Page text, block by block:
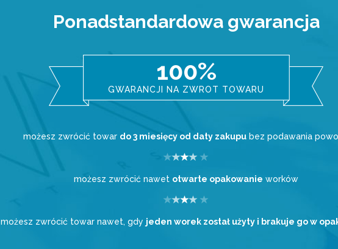
Ponadstandardowa gwarancja
100%
GWARANCJI NA ZWROT TOWARU
możesz zwrócić towar do 3 miesięcy od daty zakupu bez podawania
możesz zwrócić nawet otwarte opakowanie worków
możesz zwrócić towar nawet, gdy jeden worek został użyty i brakuje go w